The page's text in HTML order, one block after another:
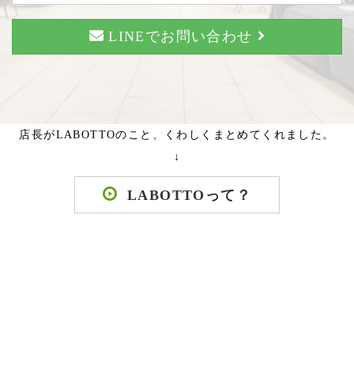
LINEでお問い合わせ
店長がLABOTTOのこと、くわしくまとめてくれました。
↓
LABOTTOって？